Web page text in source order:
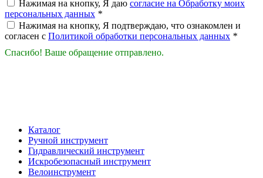
Нажимая на кнопку, Я даю согласие на Обработку моих
персональных данных *
Нажимая на кнопку, Я подтверждаю, что ознакомлен и
согласен с Политикой обработки персональных данных *
Спасибо! Ваше обращение отправлено.
Каталог
Ручной инструмент
Гидравлический инструмент
Искробезопасный инструмент
Велоинструмент